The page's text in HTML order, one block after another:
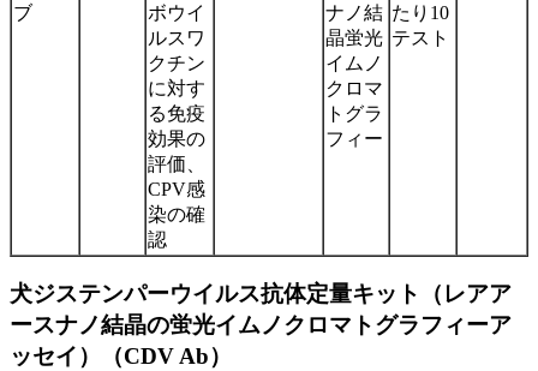
ブ
ボウイ
ルスワ
クチン
に対す
る免疫
効果の
評価、
CPV感
染の確
認
ナノ結
晶蛍光
イムノ
クロマ
トグラ
フィー
たり10
テスト
犬ジステンパーウイルス抗体定量キット（レアア
ースナノ結晶の蛍光イムノクロマトグラフィーア
ッセイ）（CDV Ab）